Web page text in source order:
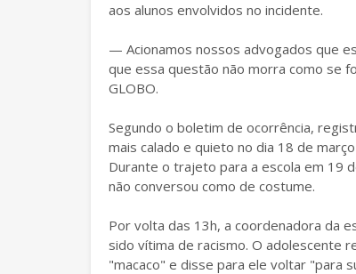
aos alunos envolvidos no incidente.
— Acionamos nossos advogados que
que essa questão não morra como se
GLOBO.
Segundo o boletim de ocorrência,
mais calado e quieto no dia 18 de
Durante o trajeto para a escola em 19
não conversou como de costume.
Por volta das 13h, a coordenadora da
sido vítima de racismo. O adolescente
"macaco" e disse para ele voltar "para